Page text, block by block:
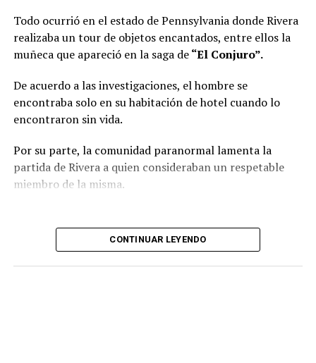
Todo ocurrió en el estado de Pennsylvania donde Rivera
realizaba un tour de objetos encantados, entre ellos la
muñeca que apareció en la saga de“El Conjuro”.
De acuerdo a las investigaciones, el hombre se
encontraba solo en su habitación de hotel cuando lo
encontraron sin vida.
Por su parte, la comunidad paranormal lamenta la
partida de Rivera a quien consideraban un respetable
miembro de la misma.
CONTINUAR LEYENDO